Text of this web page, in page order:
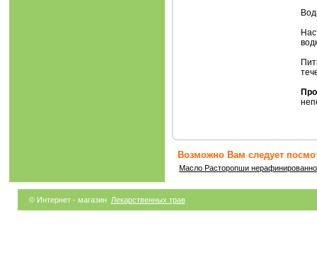
Возможно Вам следует
Масло Расторопши
© Интернет - магазин Лекарственных трав